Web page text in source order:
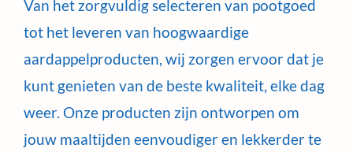
Van het zorgvuldig selecteren van pootgoed
tot het leveren van hoogwaardige
aardappelproducten, wij zorgen ervoor dat je
kunt genieten van de beste kwaliteit, elke dag
weer. Onze producten zijn ontworpen om
jouw maaltijden eenvoudiger en lekkerder te